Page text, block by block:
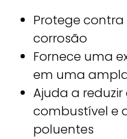
Protege
corrosão
Fornece uma
em uma
Ajuda a
combustível e
poluentes